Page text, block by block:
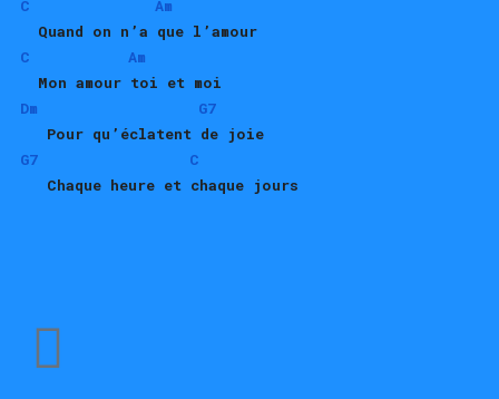
C
Am
Quand on n’a que l’amour
C
Am
Mon amour toi et moi
Dm
G7
Pour qu’éclatent de joie
G7
C
Chaque heure et chaque jours